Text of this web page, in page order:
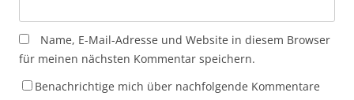
Name, E-Mail-Adresse und Website in diesem Browser
für meinen nächsten Kommentar speichern.
Benachrichtige mich über nachfolgende Kommentare